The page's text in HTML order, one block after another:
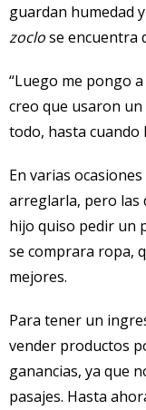
guardan humedad
zoclose encuentra
“Luego me pongo
creo que usaron
todo, hasta cuando
En varias
arreglarla, pero las
hijo quiso pedir un
se comprara ropa,
mejores.
Para tener un
vender productos
ganancias, ya que
pasajes. Hasta